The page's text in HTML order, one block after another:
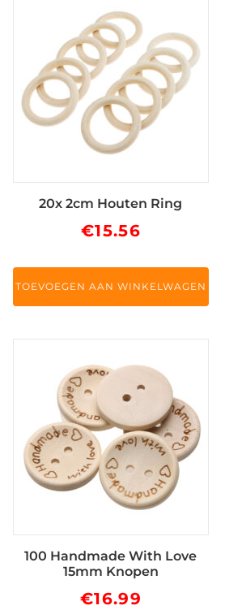
20x 2cm Houten Ring
€15.56
TOEVOEGEN AAN WINKELWAGEN
100 Handmade With Love
15mm Knopen
€16.99